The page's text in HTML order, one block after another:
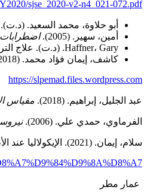
sjse_2020-v2-n4_021-072.pdf
أبو حلاوة، محمد السعيد.
أمين، سهير. (2005).
اضطرابات
Haffner، Gary. (د.ت). علاج الترديد (المصاداة) (منذر حمد الله. مُترجم). مركز الأمير ناصر بن عبد العزيز للتوحد الجمعية السعودية الخيرية للتوحد. (العمل الأصلي نشر في د.ت).
كاشف، إيمان فؤاد محمد. (2018). اضطراب المصاداة وعلاقته باللغة التعبيرية لدى الأطفال ذوي اضطراب التوحد. مجلة التربية الخاصة، (العدد23)، 1-33.
https://slpemad.files.wordpress.com
عبد الجليل، إبراهيم. (2018). مقياس
الفرماوي، حمدي علي. (2006).
سلام، إيمان. (2021). الإيكولاليا عند الأطفال ماهي؟ وكيف نتعامل معها؟. موقع طبيبي. تم الاسترجاع بتاريخ 2023-2-4. على الساعة 8مساءً.
عمار مطر